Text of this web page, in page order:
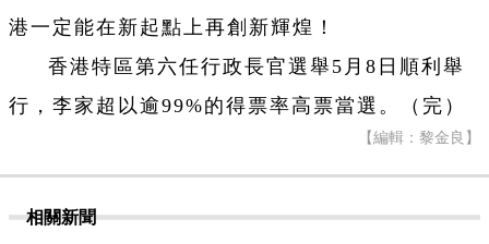
港一定能在新起點上再創新輝煌！
香港特區第六任行政長官選舉5月8日順利舉
行，李家超以逾99%的得票率高票當選。（完）
【編輯：黎金良】
相關新聞